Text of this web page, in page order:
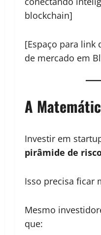
blockchain]
[Espaço para link
de mercado em
A
Investir em
pirâmide de
Isso precisa ficar
Mesmo
que: